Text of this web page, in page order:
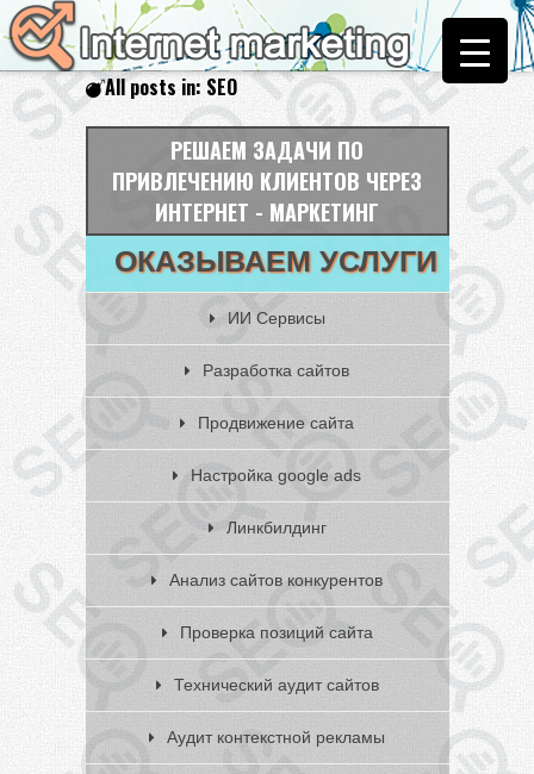
All posts in: SEO
РЕШАЕМ ЗАДАЧИ ПО
ПРИВЛЕЧЕНИЮ КЛИЕНТОВ ЧЕРЕЗ
ИНТЕРНЕТ - МАРКЕТИНГ
ОКАЗЫВАЕМ УСЛУГИ
ИИ Сервисы
Разработка сайтов
Продвижение сайта
Настройка google ads
Линкбилдинг
Анализ сайтов конкурентов
Проверка позиций сайта
Технический аудит сайтов
Аудит контекстной рекламы